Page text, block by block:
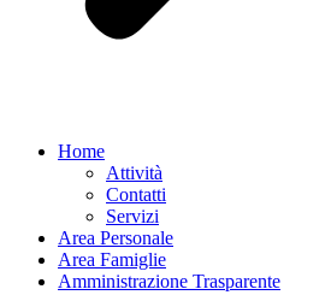
Home
Attività
Contatti
Servizi
Area Personale
Area Famiglie
Amministrazione Trasparente